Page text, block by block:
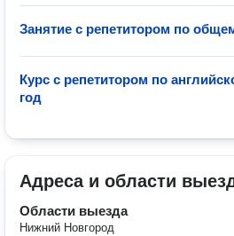
Занятие с репетитором по
Курс с репетитором по
год
Адреса и области
Области выезда
Нижний Новгород